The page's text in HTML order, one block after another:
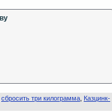
сбросить три килограмма Казцинк-